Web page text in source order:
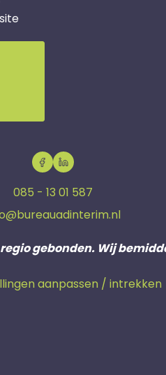
085 - 13 01 587
gebonden. Wij
aanpassen / intrekken